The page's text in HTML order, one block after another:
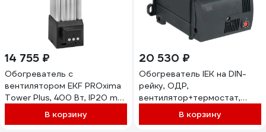
14 755 ₽
Обогреватель с
вентилятором EKF PROxima
Tower Plus, 400 Вт, IP20 mk-
heatfan-plus-400
В корзину
20 530 ₽
Обогреватель IEK на DIN-
рейку, ОДР,
вентилятор+термостат,
1200Вт, IP20 YOB30-1200-
В корзину